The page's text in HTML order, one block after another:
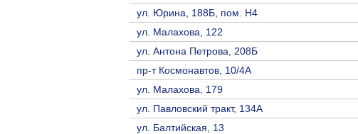
ул. Юрина, 188Б, пом. Н4
ул. Малахова, 122
ул. Антона Петрова, 208Б
пр-т Космонавтов, 10/4A
ул. Малахова, 179
ул. Павловский тракт, 134А
ул. Балтийская, 13